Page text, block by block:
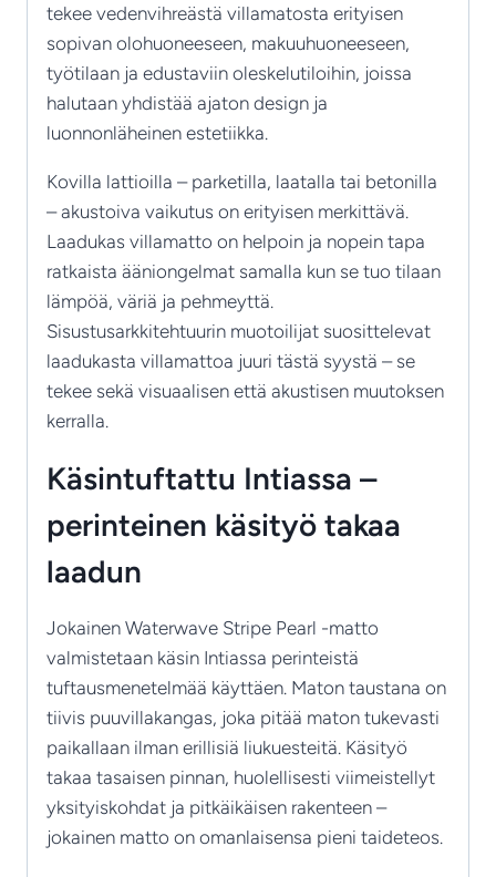
tekee vedenvihreästä villamatosta erityisen
sopivan olohuoneeseen, makuuhuoneeseen,
työtilaan ja edustaviin oleskelutiloihin, joissa
halutaan yhdistää ajaton design ja
luonnonläheinen estetiikka.
Kovilla lattioilla – parketilla, laatalla tai betonilla
– akustoiva vaikutus on erityisen merkittävä.
Laadukas villamatto on helpoin ja nopein tapa
ratkaista ääniongelmat samalla kun se tuo tilaan
lämpöä, väriä ja pehmeyttä.
Sisustusarkkitehtuurin muotoilijat suosittelevat
laadukasta villamattoa juuri tästä syystä – se
tekee sekä visuaalisen että akustisen muutoksen
kerralla.
Käsintuftattu Intiassa –
perinteinen käsityö takaa
laadun
Jokainen Waterwave Stripe Pearl -matto
valmistetaan käsin Intiassa perinteistä
tuftausmenetelmää käyttäen. Maton taustana on
tiivis puuvillakangas, joka pitää maton tukevasti
paikallaan ilman erillisiä liukuesteitä. Käsityö
takaa tasaisen pinnan, huolellisesti viimeistellyt
yksityiskohdat ja pitkäikäisen rakenteen –
jokainen matto on omanlaisensa pieni taideteos.